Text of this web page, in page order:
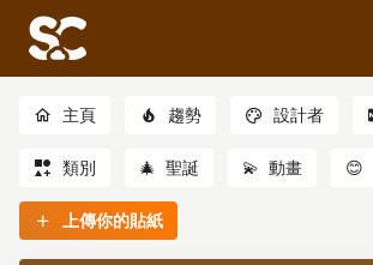
主頁 趨勢 設計者
類別 🎄 聖誕 💫 動畫 😊
上傳你的貼紙